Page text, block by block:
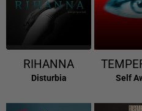
RIHANNA
Disturbia Self